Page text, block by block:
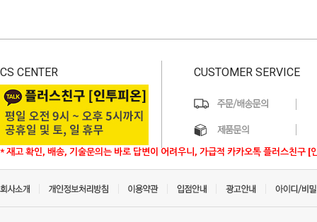
CS CENTER
* 재고 확인, 배송, 기술문의는 바로 답변이 어려우니, 가급적 카카오톡 플러스친구 [
CUSTOMER SERVICE